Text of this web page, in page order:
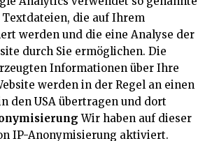
Textdateien, die auf Ihrem
werden und die eine Analyse der
durch Sie ermöglichen. Die
Informationen über Ihre
werden in der Regel an einen
den USA übertragen und dort
Wir haben auf dieser
IP-Anonymisierung aktiviert.